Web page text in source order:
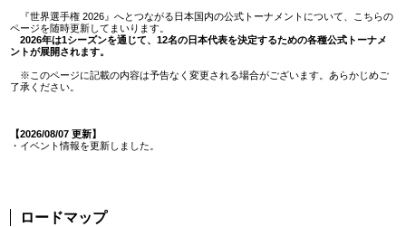
『世界選手権 2026』へとつながる日本国内の公式トーナメントについて、こちらの
ページを随時更新してまいります。
2026年は1シーズンを通じて、12名の日本代表を決定するための各種公式トーナメ
ントが展開されます。
※このページに記載の内容は予告なく変更される場合がございます。あらかじめご
了承ください。
【2026/08/07 更新】
・イベント情報を更新しました。
ロードマップ